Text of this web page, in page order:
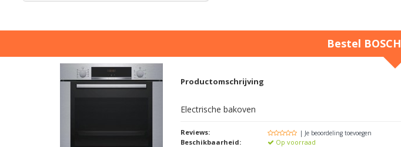
Bestel BOSCH
Productomschrijving
Electrische bakoven
Reviews: | Je beoordeling toevoegen
Beschikbaarheid: Op voorraad